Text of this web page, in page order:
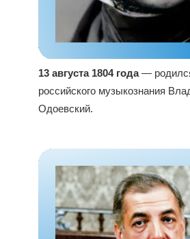
13 августа 1804 года—
российского музыкознания
Одоевский.